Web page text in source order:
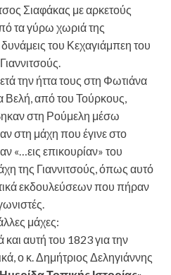
Σιαφάκας με αρκετούς
τα γύρω χωριά της
δυνάμεις του Κεχαγιάμπεη του
την ήττα τους στη Φωτιάνα
Βελή, από του Τούρκους,
στη Ρούμελη μέσω
στη μάχη που έγινε στο
«…εις επικουρίαν» του
της Γιαννιτσούς, όπως αυτό
εκδουλεύσεων που πήραν
μάχες:
αυτή του 1823 για την
ο κ. Δημήτριος Δεληγιάννης